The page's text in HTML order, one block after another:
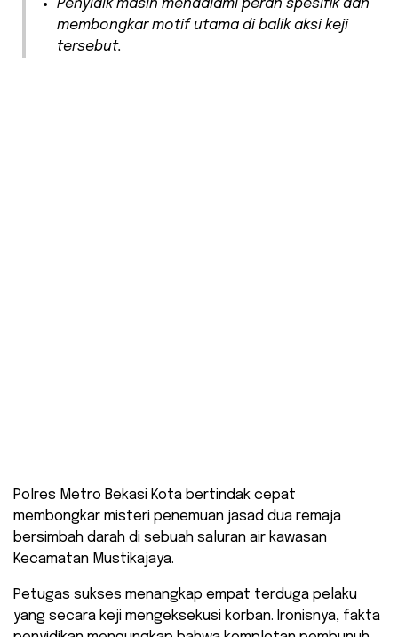
​Penyidik masih mendalami peran spesifik dan
membongkar motif utama di balik aksi keji
tersebut.
Polres Metro Bekasi Kota bertindak cepat
membongkar misteri penemuan jasad dua remaja
bersimbah darah di sebuah saluran air kawasan
Kecamatan Mustikajaya.
Petugas sukses menangkap empat terduga pelaku
yang secara keji mengeksekusi korban. Ironisnya, fakta